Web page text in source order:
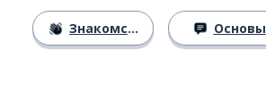
Знакомство Основы